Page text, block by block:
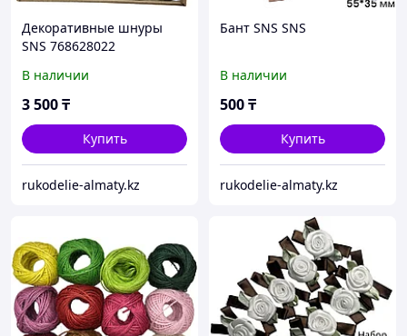
Декоративные шнуры
SNS 768628022
В наличии
3 500₸
Купить
rukodelie-almaty.kz
Бант SNS SNS
В наличии
500₸
Купить
rukodelie-almaty.kz